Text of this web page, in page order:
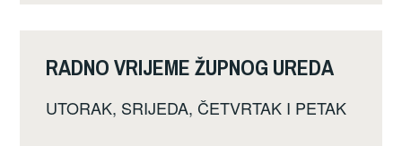
RADNO VRIJEME ŽUPNOG UREDA
UTORAK, SRIJEDA, ČETVRTAK I PETAK